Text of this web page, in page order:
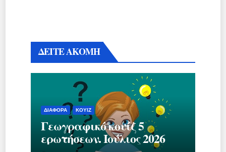
ΔΕΙΤΕ ΑΚΟΜΗ
ΔΙΆΦΟΡΑ ΚΟΥΊΖ
Γεωγραφικό κουίζ 5
ερωτήσεων. Ιούλιος 2026